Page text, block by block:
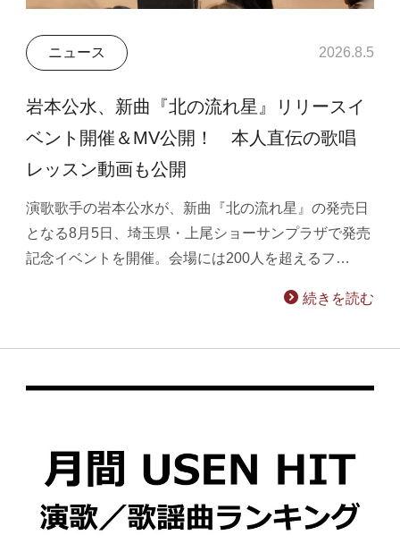
ニュース 2026.8.5
岩本公水、新曲『北の流れ星』リリースイ
ベント開催＆MV公開！ 本人直伝の歌唱
レッスン動画も公開
演歌歌手の岩本公水が、新曲『北の流れ星』の発売日
となる8月5日、埼玉県・上尾ショーサンプラザで発売
記念イベントを開催。会場には200人を超えるフ…
続きを読む